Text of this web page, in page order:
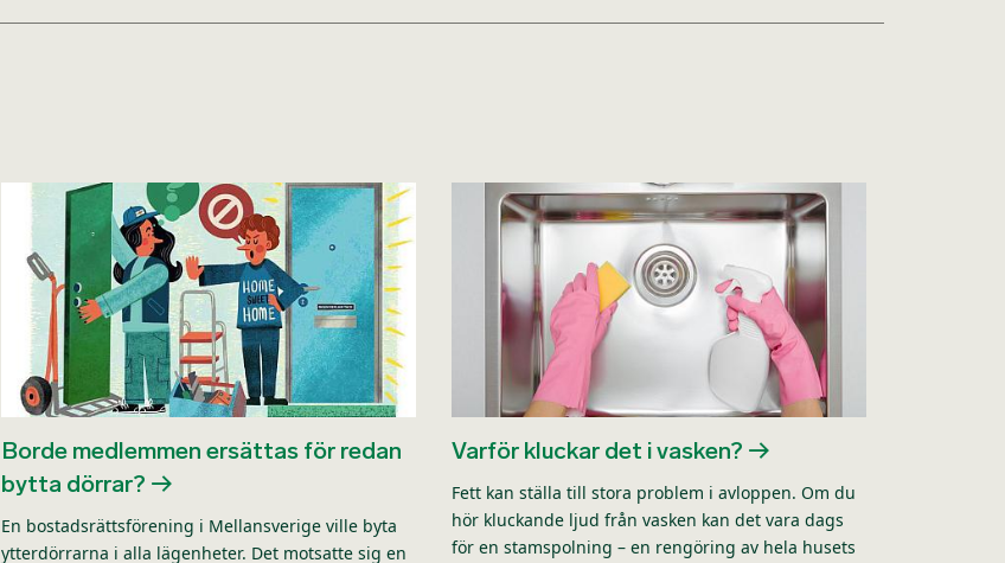
Borde medlemmen ersättas för redan
bytta dörrar?
En bostadsrättsförening i Mellansverige ville byta
ytterdörrarna i alla lägenheter. Det motsatte sig en
Varför kluckar det i vasken?
Fett kan ställa till stora problem i avloppen. Om du
hör kluckande ljud från vasken kan det vara dags
för en stamspolning – en rengöring av hela husets